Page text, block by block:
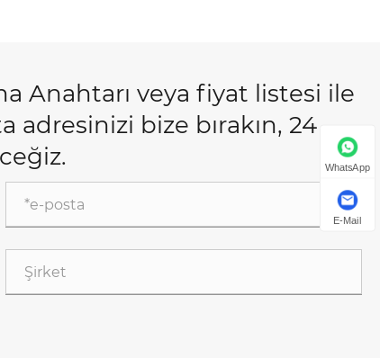
Anahtarı veya fiyat listesi ile
adresinizi bize bırakın, 24
WhatsApp
E-Mail